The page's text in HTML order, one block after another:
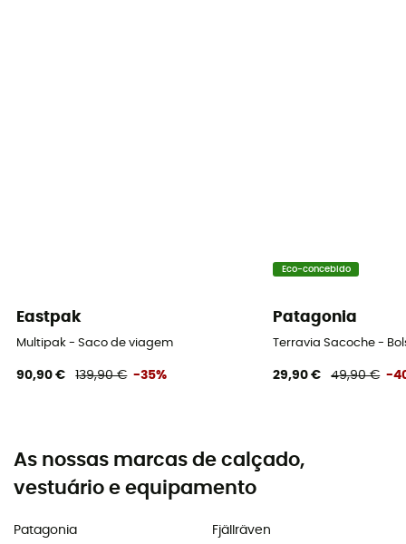
Eastpak
Multipak - Saco de viagem
90,90 € 139,90 € -35%
Eco-concebido
Patagonia
Terravia Sacoche -
29,90 € 49,90 € -
As nossas marcas de calçado,
vestuário e equipamento
Patagonia
Fjällräven